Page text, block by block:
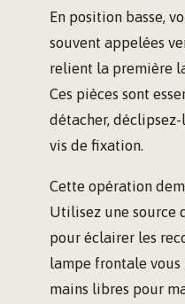
En position basse,
souvent appelées
relient la première
Ces pièces sont
détacher,
vis de fixation.
Cette opération
Utilisez une source
pour éclairer les
lampe frontale
mains libres pour